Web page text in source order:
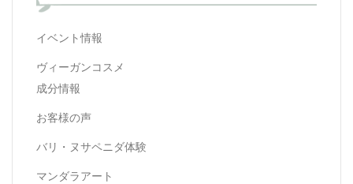
イベント情報
ヴィーガンコスメ
成分情報
お客様の声
バリ・ヌサペニダ体験
マンダラアート